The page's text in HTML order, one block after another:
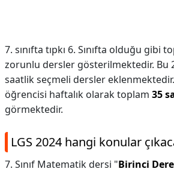
7. sınıfta tıpkı 6. Sınıfta olduğu gibi
zorunlu dersler gösterilmektedir. Bu
saatlik seçmeli dersler eklenmektedir.
öğrencisi haftalık olarak toplam 35
görmektedir.
LGS 2024 hangi konular
7. Sınıf Matematik dersi "Birinci